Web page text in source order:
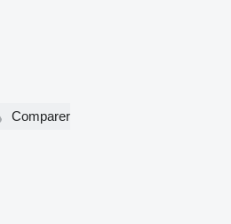
Comparer